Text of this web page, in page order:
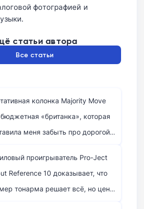
фотографией и
статьи автора
Все статьи
колонка Majority Move
«британка», которая
меня забыть про дорогой
проигрыватель Pro-Ject
Reference 10 доказывает, что
тонарма решает всё, но цена